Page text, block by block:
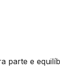
parte e